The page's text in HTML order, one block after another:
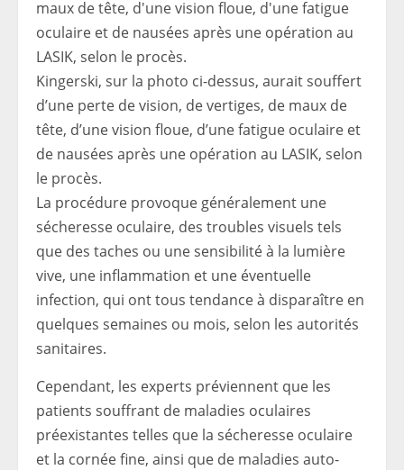
Kingerski, sur la photo ci-dessus, aurait souffert
d’une perte de vision, de vertiges, de maux de
tête, d’une vision floue, d’une fatigue oculaire et
de nausées après une opération au LASIK, selon
le procès.
La procédure provoque généralement une
sécheresse oculaire, des troubles visuels tels
que des taches ou une sensibilité à la lumière
vive, une inflammation et une éventuelle
infection, qui ont tous tendance à disparaître en
quelques semaines ou mois, selon les autorités
sanitaires.
Cependant, les experts préviennent que les
patients souffrant de maladies oculaires
préexistantes telles que la sécheresse oculaire
et la cornée fine, ainsi que de maladies auto-